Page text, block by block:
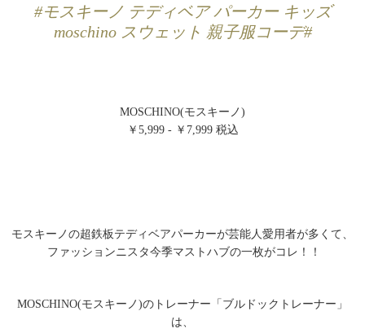
#モスキーノ テディベア パーカー キッズ
moschino スウェット 親子服コーデ#
MOSCHINO(モスキーノ)
￥5,999 - ￥7,999 税込
モスキーノの超鉄板テディベアパーカーが芸能人愛用者が多くて、
ファッションニスタ今季マストハブの一枚がコレ！！
MOSCHINO(モスキーノ)のトレーナー「ブルドックトレーナー」
は、